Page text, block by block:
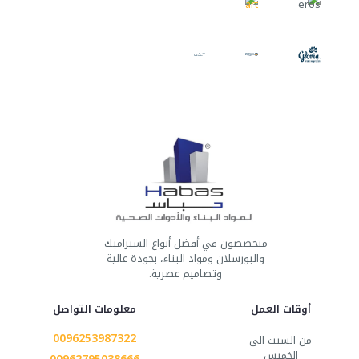
متخصصون في أفضل أنواع السيراميك
والبورسلان ومواد البناء، بجودة عالية
وتصاميم عصرية.
أوقات العمل
من السبت الى
معلومات التواصل
0096253987322